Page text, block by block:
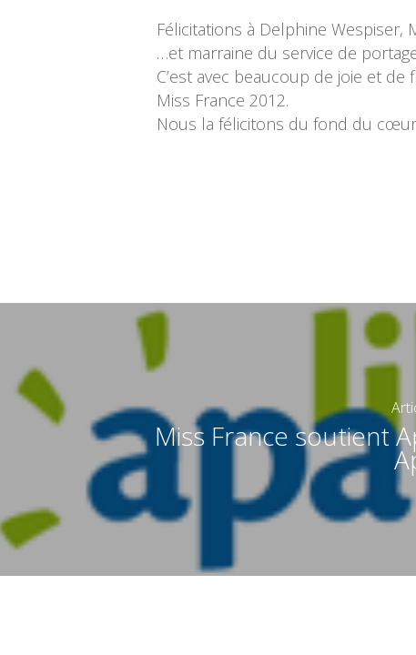
Félicitations à Delphine Wespiser,
…et marraine du service de portage
C’est avec beaucoup de joie et
Miss France 2012.
Nous la félicitons du fond du
Miss France soutient